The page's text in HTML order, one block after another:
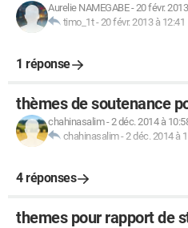
Aurelie NAMEGABE-20 févr.
timo_1t-20 févr. 2013 à 12:41
1 réponse
thèmes de soutenance
chahinasalim-2 déc. 2014 à
chahinasalim-2 déc. 2014 à
4 réponses
themes pour rapport de